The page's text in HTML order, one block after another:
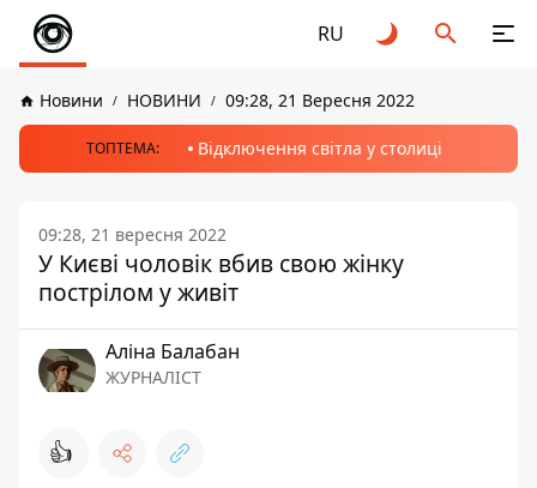
RU
Новини НОВИНИ 09:28, 21 Вересня 2022
ТОПТЕМА: Відключення світла у столиці
09:28, 21 вересня 2022
У Києві чоловік вбив свою жінку
пострілом у живіт
Аліна Балабан
ЖУРНАЛІСТ
👍